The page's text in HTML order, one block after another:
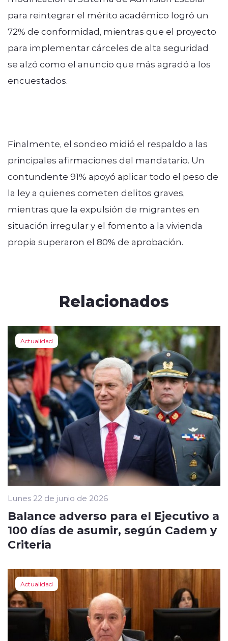
para reintegrar el mérito académico logró un
72% de conformidad, mientras que el proyecto
para implementar cárceles de alta seguridad
se alzó como el anuncio que más agradó a los
encuestados.
Finalmente, el sondeo midió el respaldo a las
principales afirmaciones del mandatario. Un
contundente 91% apoyó aplicar todo el peso de
la ley a quienes cometen delitos graves,
mientras que la expulsión de migrantes en
situación irregular y el fomento a la vivienda
propia superaron el 80% de aprobación.
Relacionados
Actualidad
Lunes 22 de junio de 2026
Balance adverso para el Ejecutivo a
100 días de asumir, según Cadem y
Criteria
Actualidad